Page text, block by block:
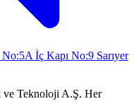
İç Kapı No:9 Sarıyer
Teknoloji A.Ş. Her